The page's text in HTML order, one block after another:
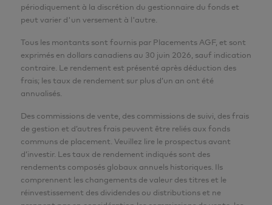
périodiquement à la discrétion du gestionnaire du fonds et
peut varier d'un versement à l'autre.
Tous les montants sont fournis par Placements AGF, et sont
exprimés en dollars canadiens au 30 juin 2026, sauf indication
contraire. Le rendement est présenté après déduction des
frais; les taux de rendement sur plus d’un an ont été
annualisés.
Des commissions de vente, des commissions de suivi, des frais
de gestion et d’autres frais peuvent être reliés aux fonds
communs de placement. Veuillez lire le prospectus avant
d’investir. Les taux de rendement indiqués sont des
rendements composés globaux annuels historiques. Ils
comprennent les changements de valeur des titres et le
réinvestissement des dividendes ou distributions et ne